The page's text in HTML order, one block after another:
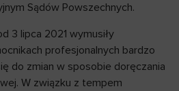
Sądów Powszechnych.
3 lipca 2021 wymusiły
profesjonalnych bardzo
do zmian w sposobie doręczania
W związku z tempem